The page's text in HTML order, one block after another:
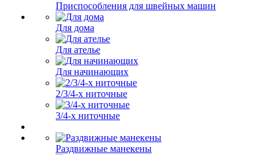
Приспособления для швейных машин
Для дома
Для ателье
Для начинающих
2/3/4-х ниточные
3/4-х ниточные
Раздвижные манекены